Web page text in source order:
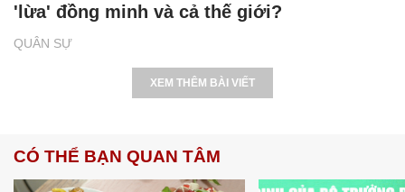
QUÂN SỰ
'lừa' đồng minh và cả thế giới?
XEM THÊM BÀI VIẾT
CÓ THỂ BẠN QUAN TÂM